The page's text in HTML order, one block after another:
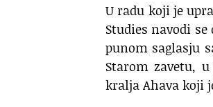
U radu koji je
Studies navodi
punom saglasju
Starom zavetu,
kralja Ahava koji